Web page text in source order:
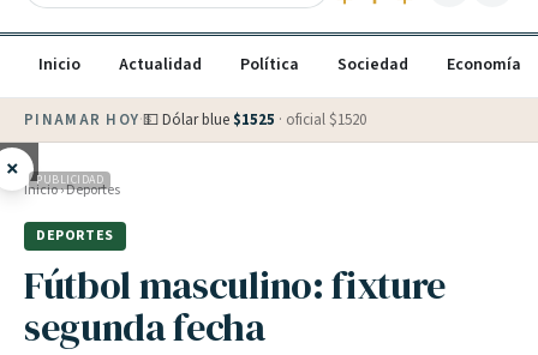
Inicio Actualidad Política Sociedad Economía
PINAMAR HOY·💵 Dólar blue $1525 · oficial $1520
× PUBLICIDAD
Inicio›Deportes
DEPORTES
Fútbol masculino: fixture
segunda fecha